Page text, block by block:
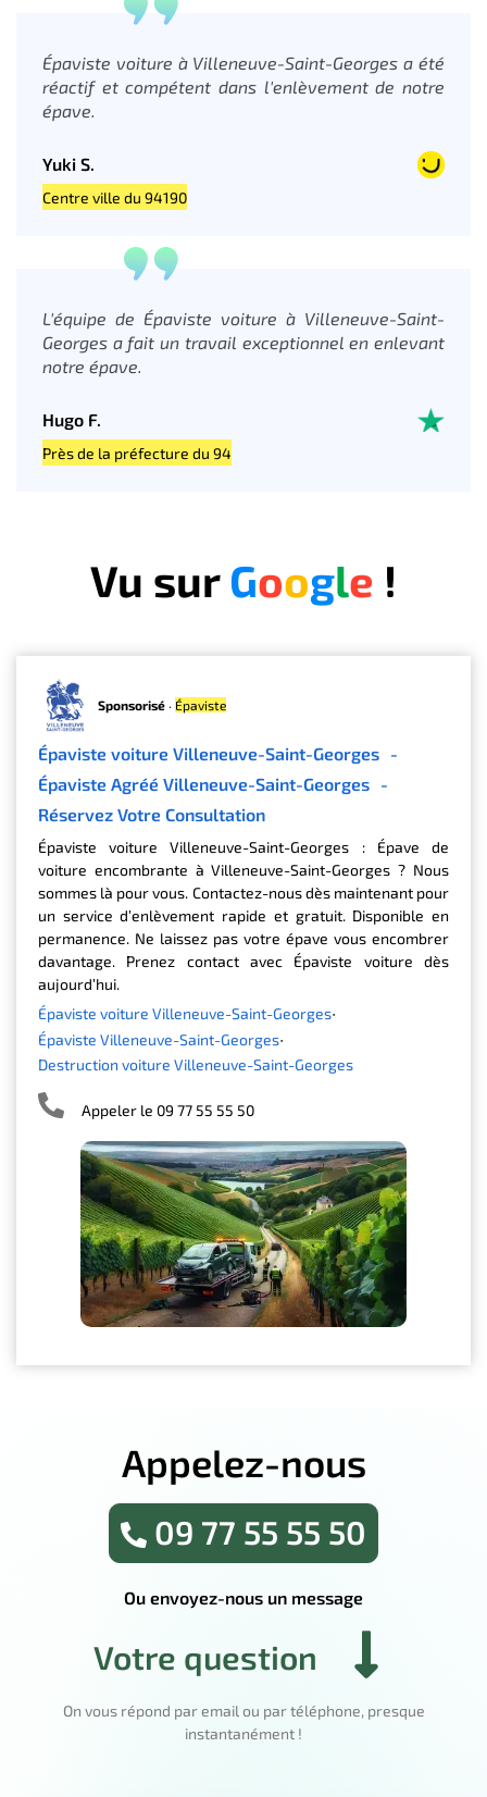
Épaviste voiture à Villeneuve-Saint-Georges a été
réactif et compétent dans l'enlèvement de notre
épave.
Yuki S.
Centre ville du 94190
L'équipe de Épaviste voiture à Villeneuve-Saint-
Georges a fait un travail exceptionnel en enlevant
notre épave.
Hugo F.
Près de la préfecture du 94
Vu surGoogle !
Sponsorisé · Épaviste
Épaviste voiture Villeneuve-Saint-Georges -
Épaviste Agréé Villeneuve-Saint-Georges -
Réservez Votre Consultation
Épaviste voiture Villeneuve-Saint-Georges : Épave de
voiture encombrante à Villeneuve-Saint-Georges ? Nous
sommes là pour vous. Contactez-nous dès maintenant pour
un service d’enlèvement rapide et gratuit. Disponible en
permanence. Ne laissez pas votre épave vous encombrer
davantage. Prenez contact avec Épaviste voiture dès
aujourd’hui.
Épaviste voiture Villeneuve-Saint-Georges
Épaviste Villeneuve-Saint-Georges
Destruction voiture Villeneuve-Saint-Georges
Appeler le 09 77 55 55 50
Appelez-nous
09 77 55 55 50
Ou envoyez-nous un message
Votre question
On vous répond par email ou par téléphone, presque
instantanément !